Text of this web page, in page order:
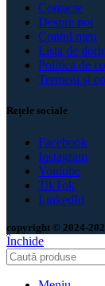
Contacte
Despre noi
Contul meu
Lista de
Politica de
Termeni și
Rețele sociale
Facebook
Instagram
Youtube
TikTok
LinkedId
copyright © 2024-
Închide